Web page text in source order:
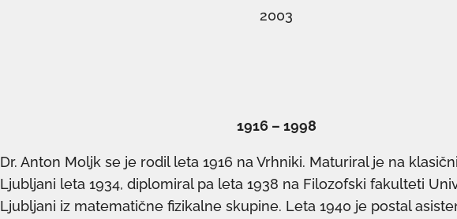
2003
1916 – 1998
Dr. Anton Moljk se je rodil leta 1916 na Vrhniki. Maturiral je na
Ljubljani leta 1934, diplomiral pa leta 1938 na Filozofski fakulteti
Ljubljani iz matematične fizikalne skupine. Leta 1940 je postal